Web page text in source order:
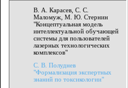
В. А. Карасев, С. С.
Маломуж, М. Ю. Стернин
"Концептуальная модель
интеллектуальной обучающей
системы для пользователей
лазерных технологических
комплексов"
С. В. Полуднев
"Формализация экспертных
знаний по токсикологии"